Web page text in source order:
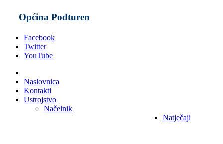
Općina Podturen
Facebook
Twitter
YouTube
Naslovnica
Kontakti
Ustrojstvo
Načelnik
Natječaji